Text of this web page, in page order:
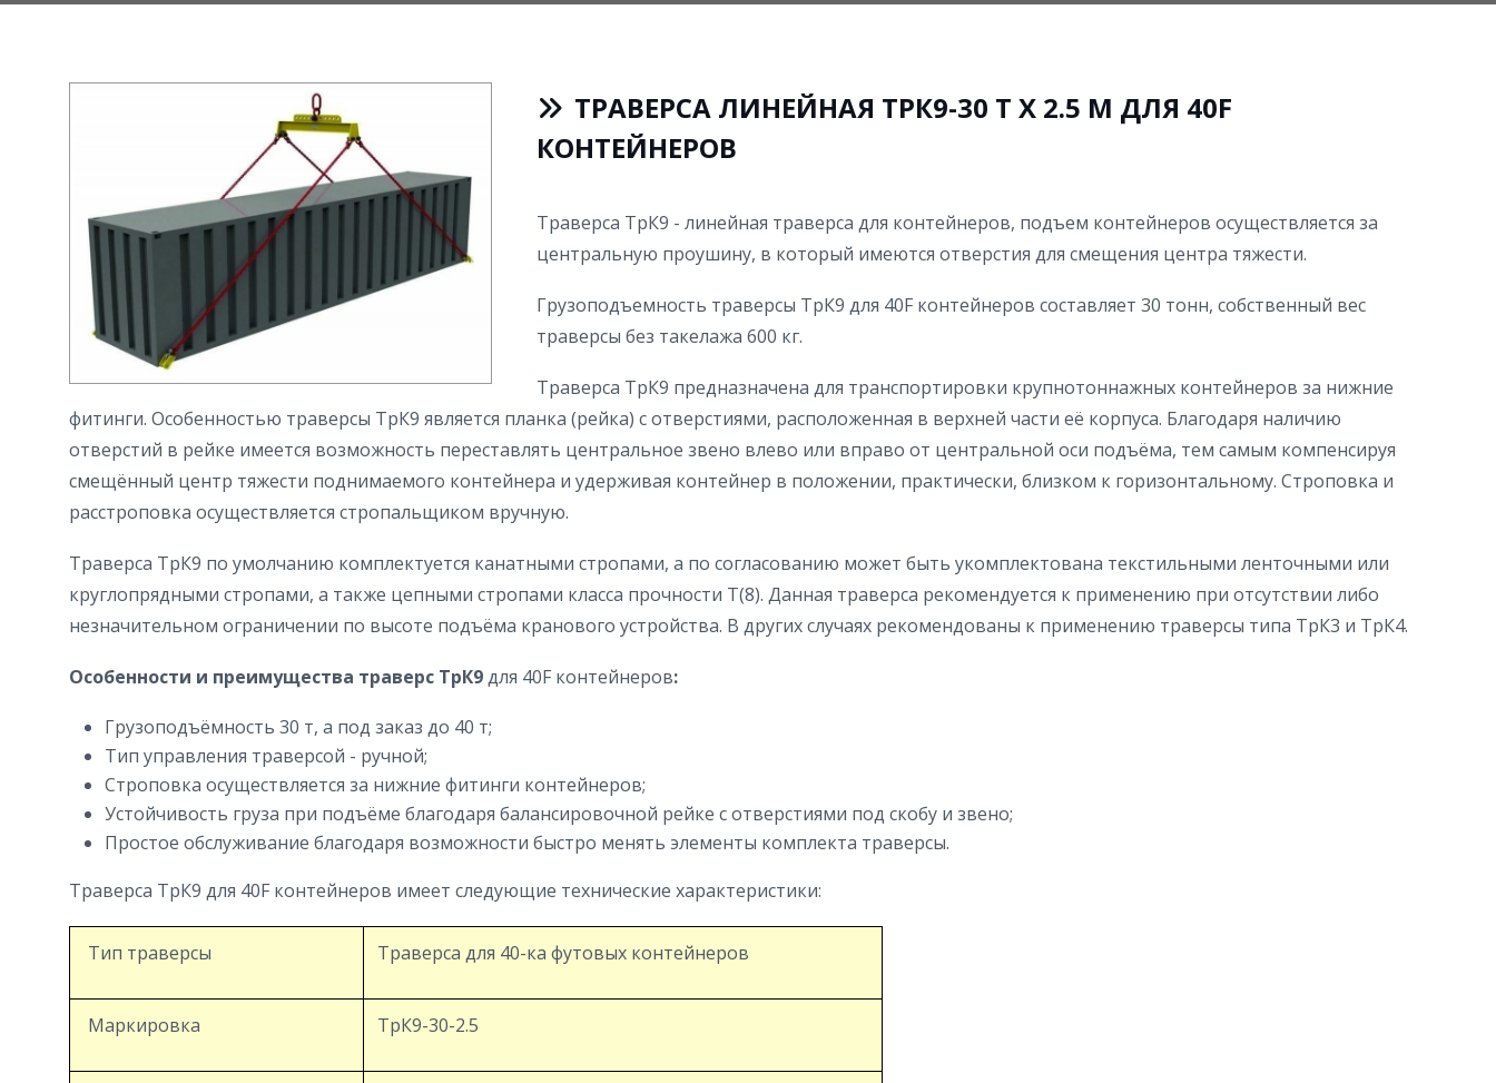
ТРАВЕРСА ЛИНЕЙНАЯ ТРК9-30 Т Х 2.5 М ДЛЯ 40F
КОНТЕЙНЕРОВ
Траверса ТрК9 - линейная траверса для контейнеров, подъем контейнеров осуществляется за
центральную проушину, в который имеются отверстия для смещения центра тяжести.
Грузоподъемность траверсы ТрК9 для 40F контейнеров составляет 30 тонн, собственный вес
траверсы без такелажа 600 кг.
Траверса ТрК9 предназначена для транспортировки крупнотоннажных контейнеров за нижние
фитинги. Особенностью траверсы ТрК9 является планка (рейка) с отверстиями, расположенная в верхней части её корпуса. Благодаря наличию
отверстий в рейке имеется возможность переставлять центральное звено влево или вправо от центральной оси подъёма, тем самым компенсируя
смещённый центр тяжести поднимаемого контейнера и удерживая контейнер в положении, практически, близком к горизонтальному. Строповка и
расстроповка осуществляется стропальщиком вручную.
Траверса ТрК9 по умолчанию комплектуется канатными стропами, а по согласованию может быть укомплектована текстильными ленточными или
круглопрядными стропами, а также цепными стропами класса прочности Т(8). Данная траверса рекомендуется к применению при отсутствии либо
незначительном ограничении по высоте подъёма кранового устройства. В других случаях рекомендованы к применению траверсы типа ТрК3 и ТрК4.
Особенности и преимущества траверс ТрК9для 40F контейнеров:
Грузоподъёмность 30 т, а под заказ до 40 т;
Тип управления траверсой - ручной;
Строповка осуществляется за нижние фитинги контейнеров;
Устойчивость груза при подъёме благодаря балансировочной рейке с отверстиями под скобу и звено;
Простое обслуживание благодаря возможности быстро менять элементы комплекта траверсы.
Траверса ТрК9 для 40F контейнеров имеет следующие технические характеристики:
Тип траверсы Траверса для 40-ка футовых контейнеров
Маркировка ТрК9-30-2.5